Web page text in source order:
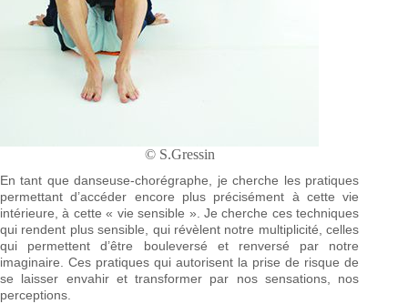
© S.Gressin
En tant que danseuse-chorégraphe, je cherche les pratiques
permettant d’accéder encore plus précisément à cette vie
intérieure, à cette « vie sensible ». Je cherche ces techniques
qui rendent plus sensible, qui révèlent notre multiplicité, celles
qui permettent d’être bouleversé et renversé par notre
imaginaire. Ces pratiques qui autorisent la prise de risque de
se laisser envahir et transformer par nos sensations, nos
perceptions.